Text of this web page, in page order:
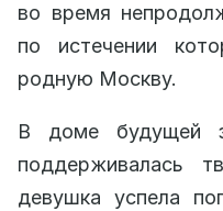
во время
по истечении
родную Москву.
В доме будущей
поддерживалась
девушка успела